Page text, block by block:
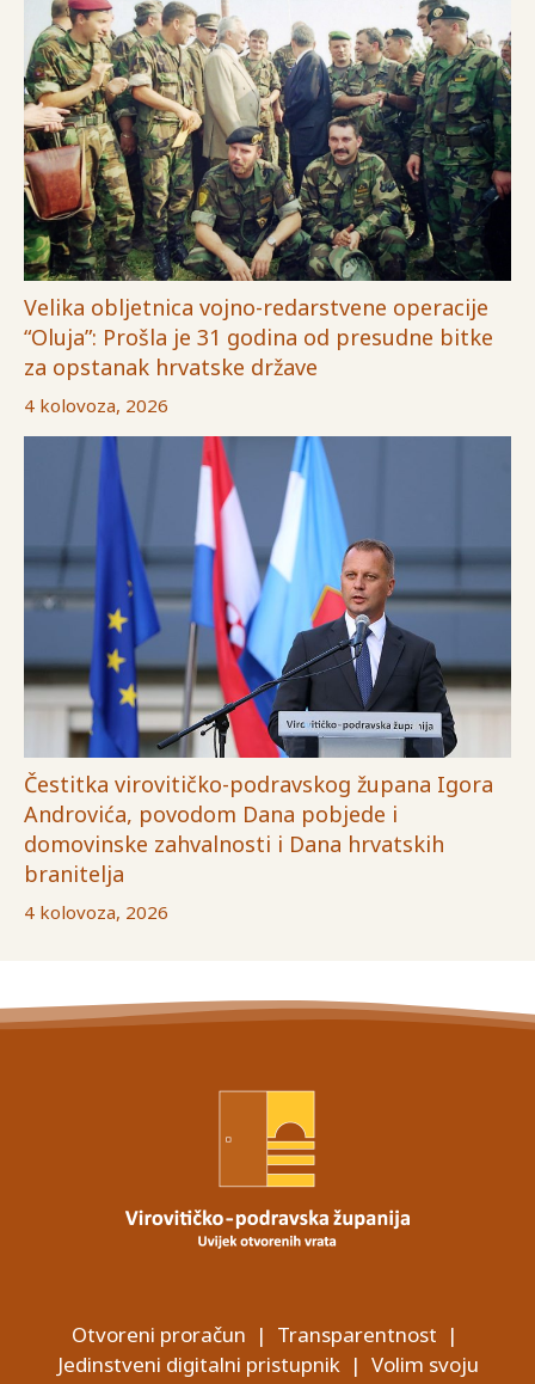
Velika obljetnica vojno-redarstvene operacije
“Oluja”: Prošla je 31 godina od presudne bitke
za opstanak hrvatske države
4 kolovoza, 2026
Čestitka virovitičko-podravskog župana Igora
Androvića, povodom Dana pobjede i
domovinske zahvalnosti i Dana hrvatskih
branitelja
4 kolovoza, 2026
Otvoreni proračun | Transparentnost |
Jedinstveni digitalni pristupnik| Volim svoju